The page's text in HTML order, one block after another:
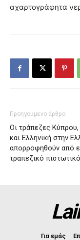
αχαρτογράφητα
Προηγούμενο άρθρο
Oι τράπεζες
και Ελληνική στην
απορροφηθούν από
τραπεζικό
Για εμάς